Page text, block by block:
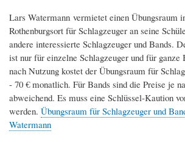
Lars Watermann vermietet einen Übungsraum
Rothenburgsort für Schlagzeuger an seine
andere interessierte Schlagzeuger und Bands.
ist nur für einzelne Schlagzeuger und für ganze
nach Nutzung kostet der Übungsraum für
- 70 € monatlich. Für Bands sind die Preise je
abweichend. Es muss eine Schlüssel-Kaution
werden. Übungsraum für Schlagzeuger und
Watermann